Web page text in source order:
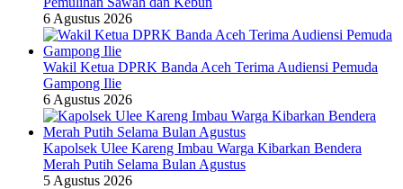
6 Agustus 2026
Wakil Ketua DPRK Banda Aceh Terima Audiensi Pemuda
Gampong Ilie
6 Agustus 2026
Kapolsek Ulee Kareng Imbau Warga Kibarkan Bendera
Merah Putih Selama Bulan Agustus
5 Agustus 2026